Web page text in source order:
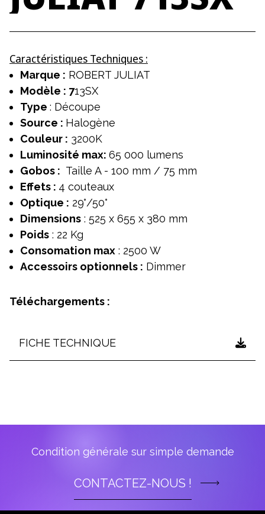
Caractéristiques Techniques :
Marque : ROBERT JULIAT
Modèle : 713SX
Type : Découpe
Source : Halogène
Couleur : 3200K
Luminosité max: 65 000 lumens
Gobos : Taille A - 100 mm / 75 mm
Effets : 4 couteaux
Optique : 29°/50°
Dimensions : 525 x 655 x 380 mm
Poids : 22 Kg
Consomation max : 2500 W
Accessoirs optionnels : Dimmer
Téléchargements :
FICHE TECHNIQUE
Condition générale sur simple demande
CONTACTEZ-NOUS !